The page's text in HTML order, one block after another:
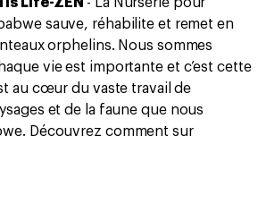
Life-ZEN - La Nurserie pour
sauve, réhabilite et remet en
orphelins. Nous sommes
vie est importante et c’est cette
au cœur du vaste travail de
et de la faune que nous
Découvrez comment sur